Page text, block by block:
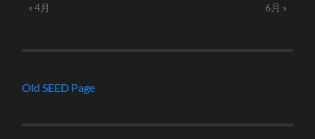
« 4月 6月 »
Old SEED Page